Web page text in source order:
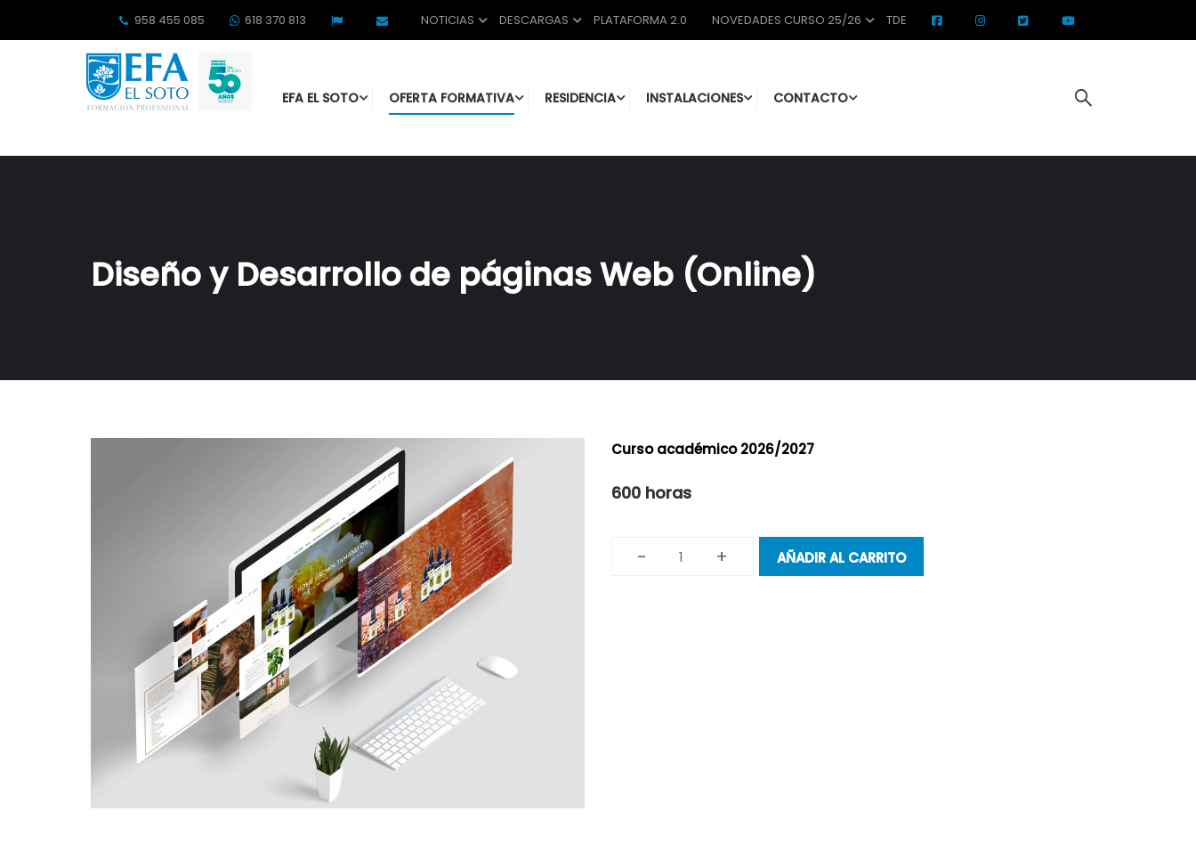
958 455 085 618 370 813 NOTICIAS DESCARGAS PLATAFORMA 2.0 NOVEDADES CURSO 25/26 TDE
EFA EL SOTO OFERTA FORMATIVA RESIDENCIA INSTALACIONES CONTACTO
Diseño y Desarrollo de páginas Web (Online)
Curso académico 2026/2027
600 horas
-
Diseño+ AÑADIR AL CARRITO